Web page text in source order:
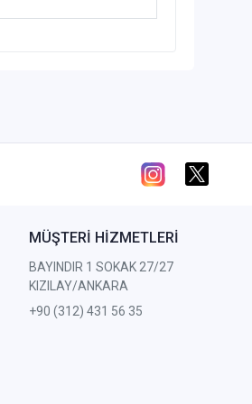
MÜŞTERİ HİZMETLERİ
BAYINDIR 1 SOKAK 27/27
KIZILAY/ANKARA
+90 (312) 431 56 35